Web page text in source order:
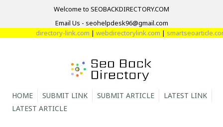
Welcome to SEOBACKDIRECTORY.COM
Email Us - seohelpdesk96@gmail.com
directory-link.com|webdirectorylink.com|smartseoarticle.com|
HOME SUBMIT LINK SUBMIT ARTICLE
LATEST LINK
LATEST ARTICLE